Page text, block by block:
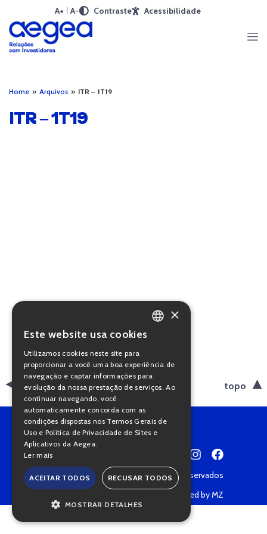
A+ A- Contraste Acessibilidade
Home » Arquivos » ITR – 1T19
ITR – 1T19
voltar topo
Copyright © 2022 • Todos os direitos reservados
Powered by MZ
PORTUGUESE
×
Este website usa cookies
Utilizamos cookies neste site para
proporcionar a você uma boa experiência de
navegação e captar informações para
evolução da nossa prestação de serviços. Ao
continuar navegando, você
automaticamente concorda com as
condições dispostas nos Termos Gerais de
Uso e Política de Privacidade de Sites e
Aplicativos da Aegea.
Ler mais
ACEITAR TODOS RECUSAR TODOS
MOSTRAR DETALHES